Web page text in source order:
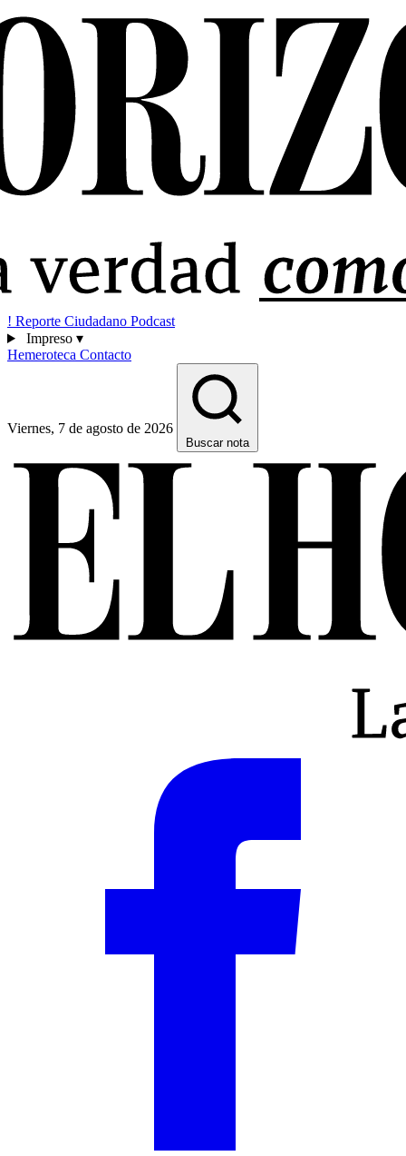
! Reporte Ciudadano Podcast
Impreso ▾
Hemeroteca Contacto
Viernes, 7 de agosto de 2026
Buscar nota